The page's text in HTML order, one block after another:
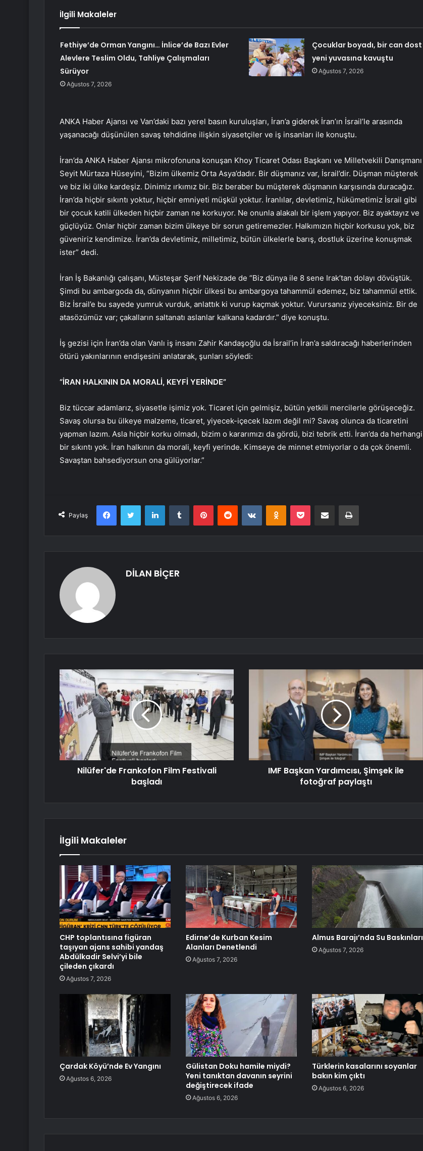
İlgili Makaleler
Fethiye’de Orman Yangını… İnlice’de Bazı Evler
Alevlere Teslim Oldu, Tahliye Çalışmaları
Sürüyor
Ağustos 7, 2026
Çocuklar boyadı, bir can dost
yeni yuvasına kavuştu
Ağustos 7, 2026
ANKA Haber Ajansı ve Van’daki bazı yerel basın kuruluşları, İran’a giderek İran’ın İsrail’le arasında
yaşanacağı düşünülen savaş tehdidine ilişkin siyasetçiler ve iş insanları ile konuştu.
İran’da ANKA Haber Ajansı mikrofonuna konuşan Khoy Ticaret Odası Başkanı ve Milletvekili Danışmanı
Seyit Mürtaza Hüseyini, “Bizim ülkemiz Orta Asya’dadır. Bir düşmanız var, İsrail’dir. Düşman müşterek
ve biz iki ülke kardeşiz. Dinimiz ırkımız bir. Biz beraber bu müşterek düşmanın karşısında duracağız.
İran’da hiçbir sıkıntı yoktur, hiçbir emniyeti müşkül yoktur. İranlılar, devletimiz, hükümetimiz İsrail gibi
bir çocuk katili ülkeden hiçbir zaman ne korkuyor. Ne onunla alakalı bir işlem yapıyor. Biz ayaktayız ve
güçlüyüz. Onlar hiçbir zaman bizim ülkeye bir sorun getiremezler. Halkımızın hiçbir korkusu yok, biz
güveniriz kendimize. İran’da devletimiz, milletimiz, bütün ülkelerle barış, dostluk üzerine konuşmak
ister” dedi.
İran İş Bakanlığı çalışanı, Müsteşar Şerif Nekizade de “Biz dünya ile 8 sene Irak’tan dolayı dövüştük.
Şimdi bu ambargoda da, dünyanın hiçbir ülkesi bu ambargoya tahammül edemez, biz tahammül ettik.
Biz İsrail’e bu sayede yumruk vurduk, anlattık ki vurup kaçmak yoktur. Vurursanız yiyeceksiniz. Bir de
atasözümüz var; çakalların saltanatı aslanlar kalkana kadardır.” diye konuştu.
İş gezisi için İran’da olan Vanlı iş insanı Zahir Kandaşoğlu da İsrail’in İran’a saldıracağı haberlerinden
ötürü yakınlarının endişesini anlatarak, şunları söyledi:
“İRAN HALKININ DA MORALİ, KEYFİ YERİNDE”
Biz tüccar adamlarız, siyasetle işimiz yok. Ticaret için gelmişiz, bütün yetkili mercilerle görüşeceğiz.
Savaş olursa bu ülkeye malzeme, ticaret, yiyecek-içecek lazım değil mi? Savaş olunca da ticaretini
yapman lazım. Asla hiçbir korku olmadı, bizim o kararımızı da gördü, bizi tebrik etti. İran’da da herhangi
bir sıkıntı yok. İran halkının da morali, keyfi yerinde. Kimseye de minnet etmiyorlar o da çok önemli.
Savaştan bahsediyorsun ona gülüyorlar.”
Paylaş
FacebookTwitter LinkedInTumblr PinterestReddit VKontakteOdnoklassniki
Pocket E-Posta ile paylaş Yazdır
DİLAN BİÇER
Nilüfer'de Frankofon Film Festivali
başladı
IMF Başkan Yardımcısı, Şimşek ile
fotoğraf paylaştı
İlgili Makaleler
CHP toplantısına figüran
taşıyan ajans sahibi yandaş
Abdülkadir Selvi’yi bile
çileden çıkardı
Ağustos 7, 2026
Edirne’de Kurban Kesim
Alanları Denetlendi
Ağustos 7, 2026
Almus Barajı’nda Su Baskınları
Ağustos 7, 2026
Çardak Köyü’nde Ev Yangını
Ağustos 6, 2026
Gülistan Doku hamile miydi?
Yeni tanıktan davanın seyrini
değiştirecek ifade
Ağustos 6, 2026
Türklerin kasalarını soyanlar
bakın kim çıktı
Ağustos 6, 2026